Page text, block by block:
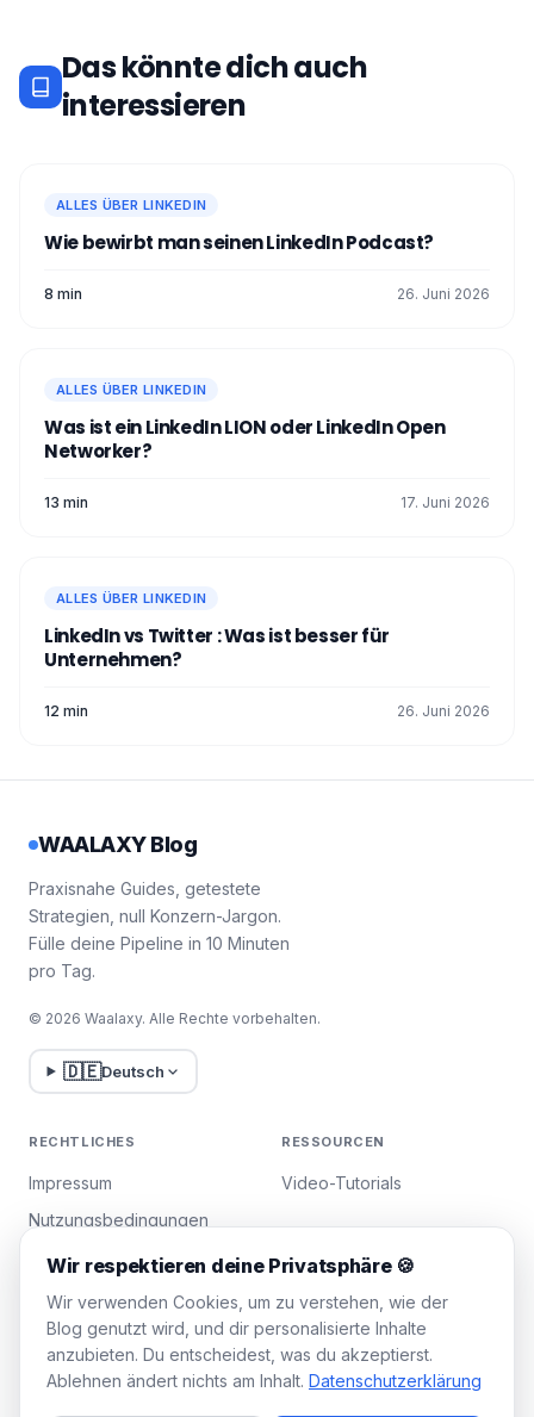
Das könnte dich auch
interessieren
ALLES ÜBER LINKEDIN
Wie bewirbt man seinen LinkedIn Podcast?
8 min 26. Juni 2026
ALLES ÜBER LINKEDIN
Was ist ein LinkedIn LION oder LinkedIn Open
Networker?
13 min 17. Juni 2026
ALLES ÜBER LINKEDIN
LinkedIn vs Twitter : Was ist besser für
Unternehmen?
12 min 26. Juni 2026
WAALAXY Blog
Praxisnahe Guides, getestete
Strategien, null Konzern-Jargon.
Fülle deine Pipeline in 10 Minuten
pro Tag.
© 2026 Waalaxy. Alle Rechte vorbehalten.
🇩🇪Deutsch
RECHTLICHES
Impressum
Nutzungsbedingungen
Datenschutzrichtlinie
Cookies verwalten
RESSOURCEN
Video-Tutorials
WAALAXY
Wir respektieren deine Privatsphäre 🍪
Wir verwenden Cookies, um zu verstehen, wie der
Blog genutzt wird, und dir personalisierte Inhalte
anzubieten. Du entscheidest, was du akzeptierst.
Ablehnen ändert nichts am Inhalt. Datenschutzerklärung